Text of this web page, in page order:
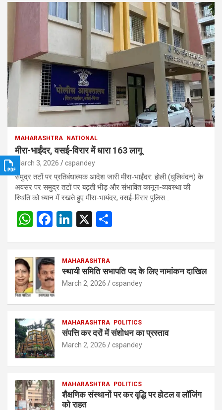
MAHARASHTRA NATIONAL
मीरा-भाईंदर, वसई-विरार में धारा 163 लागू
March 3, 2026 cspandey
समुद्र तटों पर प्रतिबंधात्मक आदेश जारी मीरा-भाईंदर: होली (धुलिवंदन) के
अवसर पर समुद्र तटों पर बढ़ती भीड़ और संभावित कानून-व्यवस्था की
स्थिति को ध्यान में रखते हुए मीरा-भायंदर, वसई-विरार पुलिस…
W
s
A
p
p
F
b
o
o
k
Li
dI
n
X
e
MAHARASHTRA
स्थायी समिति सभापति पद के लिए नामांकन दाखिल
March 2, 2026 cspandey
MAHARASHTRA POLITICS
संपत्ति कर दरों में संशोधन का प्रस्ताव
March 2, 2026 cspandey
MAHARASHTRA POLITICS
शैक्षणिक संस्थानों पर कर वृद्धि पर होटल व लॉजिंग
को राहत